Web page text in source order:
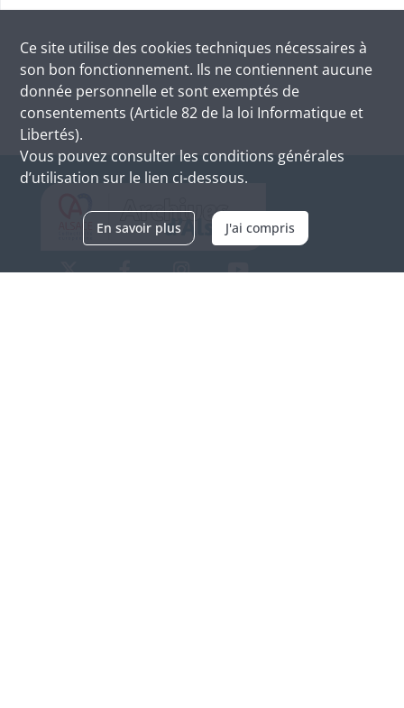
Ce site utilise des cookies techniques nécessaires à
son bon fonctionnement. Ils ne contiennent aucune
donnée personnelle et sont exemptés de
consentements (Article 82 de la loi Informatique et
Libertés).
Vous pouvez consulter les conditions générales
d’utilisation sur le lien ci-dessous.
En savoir plus J'ai compris